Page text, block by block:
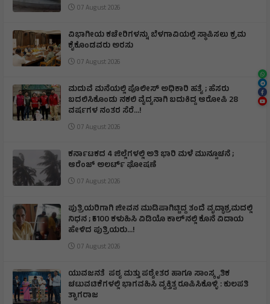
07 August 2026
ವಿಭಾಗೀಯ ಕಚೇರಿಗಳನ್ನು ಬೆಳಗಾವಿಯಲ್ಲಿ ಸ್ಥಾಪಿಸಲು ಕ್ರಮ
ಕೈಕೊಂಡವರು ಅರಸು
07 August 2026
ಮದುವೆ ಮನೆಯಲ್ಲಿ ಪೊಲೀಸ್ ಅಧಿಕಾರಿ ಹತ್ಯೆ ; ಹೆಸರು
ಬದಲಿಸಿಕೊಂಡು ನಕಲಿ ವೈದ್ಯನಾಗಿ ಬದುಕಿದ್ದ ಆರೋಪಿ 28
ವರ್ಷಗಳ ನಂತರ ಸೆರೆ…!
07 August 2026
ಕರ್ನಾಟಕದ 4 ಜಿಲ್ಲೆಗಳಲ್ಲಿ ಅತಿ ಭಾರಿ ಮಳೆ ಮುನ್ಸೂಚನೆ ;
ಆರೆಂಜ್‌ ಅಲರ್ಟ್‌ ಘೋಷಣೆ
07 August 2026
ಪುತ್ರಿಯರಿಗಾಗಿ ಜೀವನ ಮುಡಿಪಾಗಿಟ್ಟಿದ್ದ ತಂದೆ ವೃದ್ಧಾಶ್ರಮದಲ್ಲಿ
ನಿಧನ ; ₹5100 ಕಳುಹಿಸಿ ವಿಡಿಯೊ ಕಾಲ್‌ನಲ್ಲಿ ಕೊನೆ ವಿದಾಯ
ಹೇಳಿದ ಪುತ್ರಿಯರು...!
07 August 2026
ಯುವಜನತೆ ಪಠ್ಯ ಮತ್ತು ಪಠ್ಯೇತರ ಹಾಗೂ ಸಾಂಸ್ಕೃತಿಕ
ಚಟುವಟಿಕೆಗಳಲ್ಲಿ ಭಾಗವಹಿಸಿ ವ್ಯಕ್ತಿತ್ವ ರೂಪಿಸಿಕೊಳ್ಳಿ : ಕುಲಪತಿ
ತ್ಯಾಗರಾಜ